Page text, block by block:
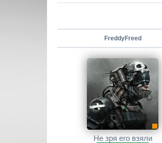
FreddyFreed
Не зря его взяли